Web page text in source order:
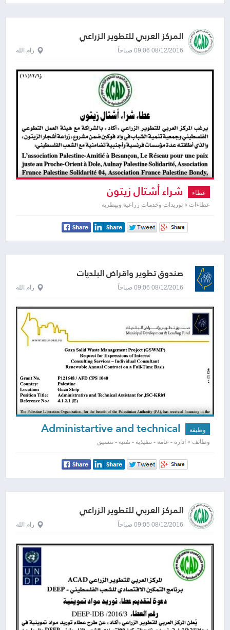
المركز العربي للتطوير الزراعي
08/12/2016 09:06 صباحاً رام الله
عطاء شراء أشتال زيتون
عطاءات » توريدات وخدمات زراعية وبيطرية
صندوق تطوير واقراض البلديات
08/12/2016 09:06 صباحاً رام الله
وظيفة Administartive and technical
assistat for JSC-KRM
وظائف » ادارة - عامه - تنفيذيه - تقنية - تنسيق
المركز العربي للتطوير الزراعي
08/12/2016 09:05 صباحاً رام الله